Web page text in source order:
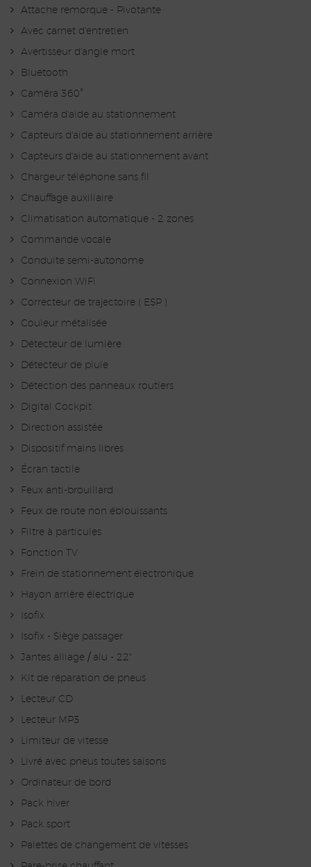
Attache remorque - Pivotante
Avec carnet d'entretien
Avertisseur d'angle mort
Bluetooth
Caméra 360°
Caméra d'aide au stationnement
Capteurs d'aide au stationnement arrière
Capteurs d'aide au stationnement avant
Chargeur téléphone sans fil
Chauffage auxiliaire
Climatisation automatique - 2 zones
Commande vocale
Conduite semi-autonome
Connexion WiFi
Correcteur de trajectoire ( ESP )
Couleur métalisée
Détecteur de lumière
Détecteur de pluie
Détection des panneaux routiers
Digital Cockpit
Direction assistée
Dispositif mains libres
Écran tactile
Feux anti-brouillard
Feux de route non éblouissants
Filtre à particules
Fonction TV
Frein de stationnement électronique
Hayon arrière électrique
Isofix
Isofix - Siège passager
Jantes alliage / alu - 22"
Kit de réparation de pneus
Lecteur CD
Lecteur MP3
Limiteur de vitesse
Livré avec pneus toutes saisons
Ordinateur de bord
Pack hiver
Pack sport
Palettes de changement de vitesses